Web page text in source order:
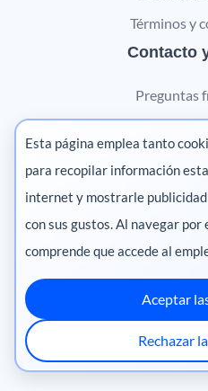
Términos y
Contacto
Preguntas
Esta página emplea tanto
para recopilar información
internet y mostrarle
con sus gustos. Al navegar
comprende que accede al
Aceptar
Rechazar